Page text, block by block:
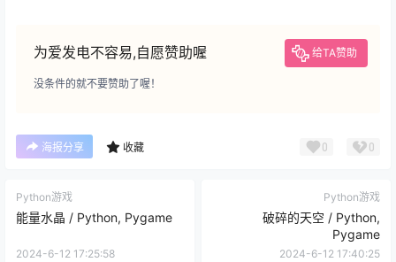
为爱发电不容易,自愿赞助喔 给TA赞助
没条件的就不要赞助了喔！
海报分享 收藏 0 0
Python游戏
能量水晶 / Python, Pygame
2024-6-12 17:25:58
Python游戏
破碎的天空 / Python,
Pygame
2024-6-12 17:40:25